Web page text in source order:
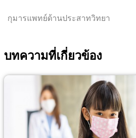
กุมารแพทย์ด้านประสาทวิทยา
บทความที่เกี่ยวข้อง